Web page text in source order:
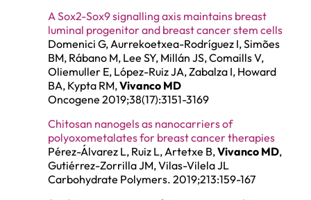
A Sox2-Sox9 signalling axis maintains breast
luminal progenitor and breast cancer stem cells
Domenici G, Aurrekoetxea-Rodríguez I, Simões
BM, Rábano M, Lee SY, Millán JS, Comaills V,
Oliemuller E, López-Ruiz JA, Zabalza I, Howard
BA, Kypta RM,Vivanco MD
Oncogene 2019;38(17):3151-3169
Chitosan nanogels as nanocarriers of
polyoxometalates for breast cancer therapies
Pérez-Álvarez L, Ruiz L, Artetxe B,Vivanco MD,
Gutiérrez-Zorrilla JM, Vilas-Vilela JL
Carbohydrate Polymers. 2019;213:159-167